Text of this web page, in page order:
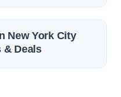
New York City
& Deals